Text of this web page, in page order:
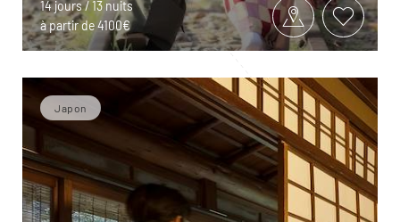
14 jours / 13 nuits
à partir de 4100€
Japon